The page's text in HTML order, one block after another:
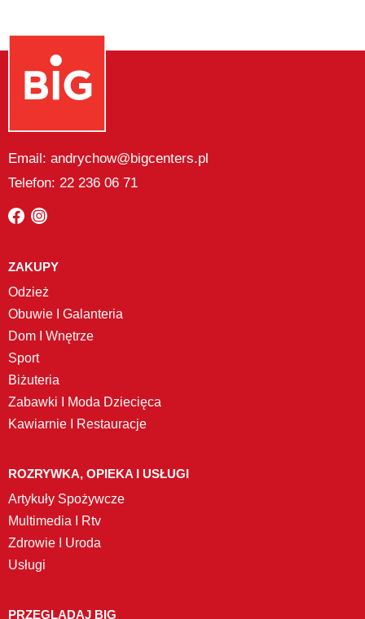
Email: andrychow@bigcenters.pl
Telefon: 22 236 06 71
ZAKUPY
Odzież
Obuwie I Galanteria
Dom I Wnętrze
Sport
Biżuteria
Zabawki I Moda Dziecięca
Kawiarnie I Restauracje
ROZRYWKA, OPIEKA I USŁUGI
Artykuły Spożywcze
Multimedia I Rtv
Zdrowie I Uroda
Usługi
PRZEGLĄDAJ BIG